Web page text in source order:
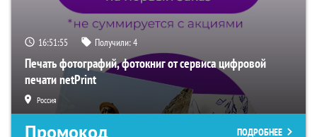
16:51:55 Получили:4
Печать фотографий, фотокниг от сервиса цифровой
печати netPrint
Россия
ПОДРОБНЕЕ